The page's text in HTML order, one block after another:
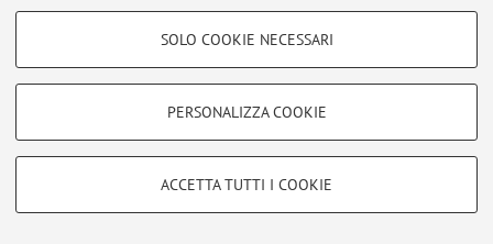
COOKIE DI PROFILAZIONE - FACOLTATIVI
COOKIE TECNICI - NECESSARI
Si tratta di cookie tecnici utilizzati, a titolo esemplificativo, per il corretto
SOLO COOKIE NECESSARI
PERSONALIZZA COOKIE
ACCETTA TUTTI I COOKIE
Area riservata
per gestire tutti i contenuti del sito.
© 2026 - ALMA MATER STUDIORUM - Università di Bologna - Via
Zamboni, 33 - 40126 Bologna - Partita IVA: 01131710376
Privacy|Note legali|Impostazioni Cookie